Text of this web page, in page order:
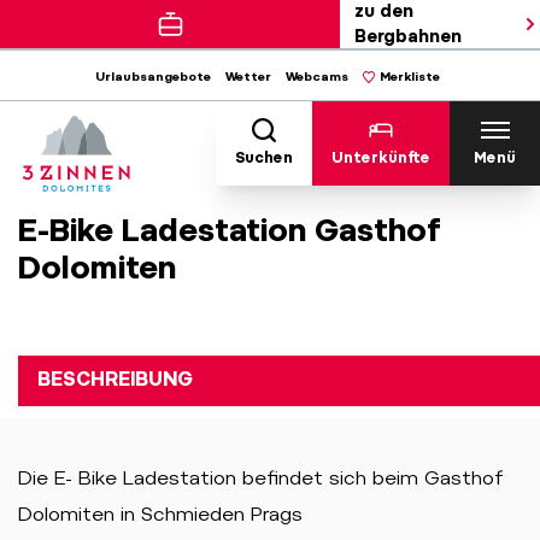
zu den
Bergbahnen
Urlaubsangebote Wetter Webcams Merkliste
Suchen Unterkünfte Menü
E-Bike Ladestation Gasthof
Dolomiten
BESCHREIBUNG
Die E- Bike Ladestation befindet sich beim Gasthof
Dolomiten in Schmieden Prags